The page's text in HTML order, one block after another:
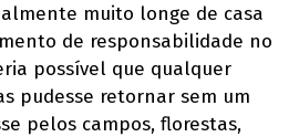
muito longe de casa
de responsabilidade no
possível que qualquer
pudesse retornar sem um
pelos campos, florestas,